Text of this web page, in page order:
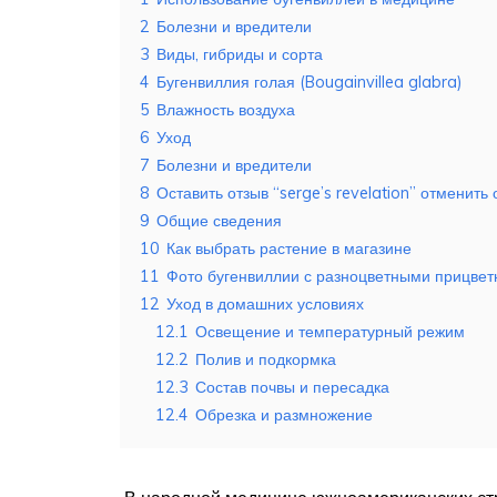
2 Болезни и вредители
3 Виды, гибриды и сорта
4 Бугенвиллия голая (Bougainvillea glabra)
5 Влажность воздуха
6 Уход
7 Болезни и вредители
8 Оставить отзыв “serge’s revelation” отменить
9 Общие сведения
10 Как выбрать растение в магазине
11 Фото бугенвиллии с разноцветными
12 Уход в домашних условиях
12.1 Освещение и температурный режим
12.2 Полив и подкормка
12.3 Состав почвы и пересадка
12.4 Обрезка и размножение